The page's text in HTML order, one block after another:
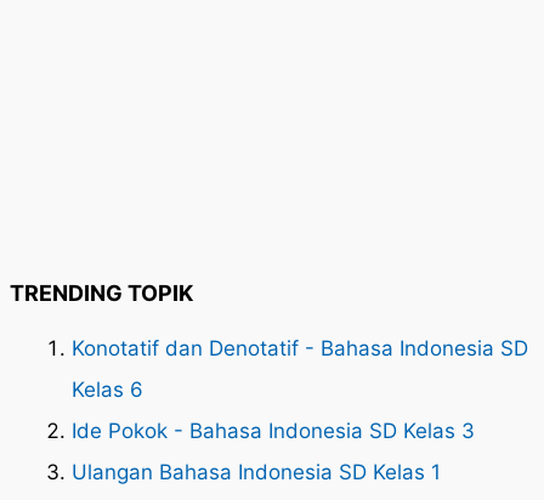
TRENDING TOPIK
Konotatif dan Denotatif - Bahasa Indonesia SD
Kelas 6
Ide Pokok - Bahasa Indonesia SD Kelas 3
Ulangan Bahasa Indonesia SD Kelas 1